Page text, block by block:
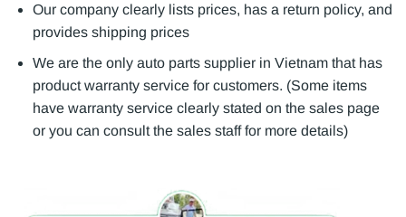
Our company clearly lists prices, has a return policy, and
provides shipping prices
We are the only auto parts supplier in Vietnam that has
product warranty service for customers. (Some items
have warranty service clearly stated on the sales page
or you can consult the sales staff for more details)